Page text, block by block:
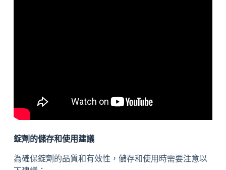
錠劑的儲存和使用建議
為確保錠劑的品質和有效性，儲存和使用時需要注意以